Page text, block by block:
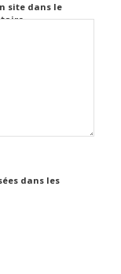
site dans le
dans les